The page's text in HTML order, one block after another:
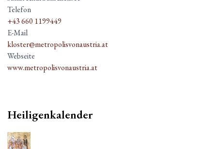
Telefon
+43 660 1199449
E-Mail
kloster@metropolisvonaustria.at
Webseite
www.metropolisvonaustria.at
Heiligenkalender
08